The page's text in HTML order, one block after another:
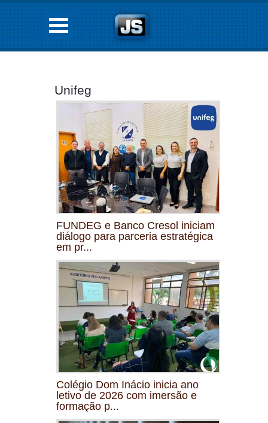
Unifeg
FUNDEG e Banco Cresol iniciam
diálogo para parceria estratégica
em pr...
Colégio Dom Inácio inicia ano
letivo de 2026 com imersão e
formação p...